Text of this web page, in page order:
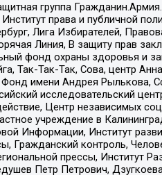
группа
права и публичной
Лига Избирателей,
Линия, В защиту прав
фонд охраны здоровья и
Так-Так-Так, Сова, центр
Фонд имени Андрея Рылькова,
исследовательский
Центр независимых
учреждение в
Информации, Институт
Гражданский контроль,
прессы, Институт
Петр Петрович,